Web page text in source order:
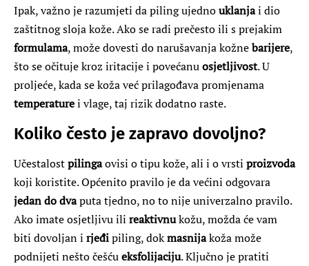
Ipak, važno je razumjeti da piling ujednouklanjai dio
zaštitnog sloja kože. Ako se radi prečesto ili s prejakim
formulama, može dovesti do narušavanja kožnebarijere,
što se očituje kroz iritacije i povećanuosjetljivost. U
proljeće, kada se koža već prilagođava promjenama
temperaturei vlage, taj rizik dodatno raste.
Koliko često je zapravo dovoljno?
Učestalostpilingaovisi o tipu kože, ali i o vrsti proizvoda
koji koristite. Općenito pravilo je da većini odgovara
jedan do dvaputa tjedno, no to nije univerzalno pravilo.
Ako imate osjetljivu ili reaktivnukožu, možda će vam
biti dovoljan i rjeđipiling, dokmasnijakoža može
podnijeti nešto češćueksfolijaciju. Ključno je pratiti